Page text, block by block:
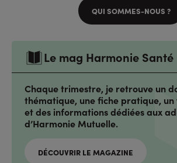
QUI SOMMES-NOUS ?
Le mag Harmonie Santé
Chaque trimestre, je retrouve un
thématique, une fiche pratique,
et des informations dédiées aux
d’Harmonie Mutuelle.
DÉCOUVRIR LE MAGAZINE